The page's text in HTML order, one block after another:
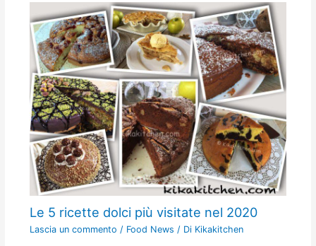
Le 5 ricette dolci più visitate nel 2020
Lascia un commento / Food News / Di Kikakitchen